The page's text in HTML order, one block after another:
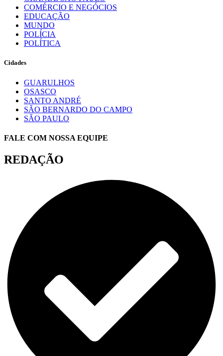
COMÉRCIO E NEGÓCIOS
EDUCAÇÃO
MUNDO
POLÍCIA
POLÍTICA
Cidades
GUARULHOS
OSASCO
SANTO ANDRÉ
SÃO BERNARDO DO CAMPO
SÃO PAULO
FALE COM NOSSA EQUIPE
REDAÇÃO